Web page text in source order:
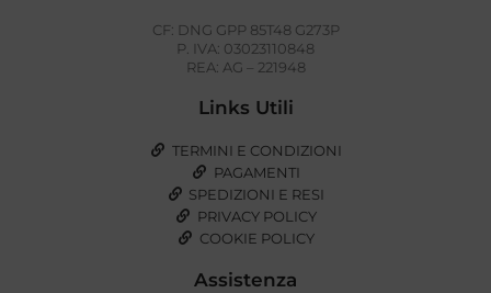
CF: DNG GPP 85T48 G273P
P. IVA: 03023110848
REA: AG – 221948
Links Utili
TERMINI E CONDIZIONI
PAGAMENTI
SPEDIZIONI E RESI
PRIVACY POLICY
COOKIE POLICY
Assistenza